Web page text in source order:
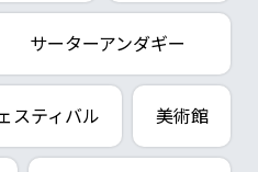
サーターアンダギー
スティバル 美術館